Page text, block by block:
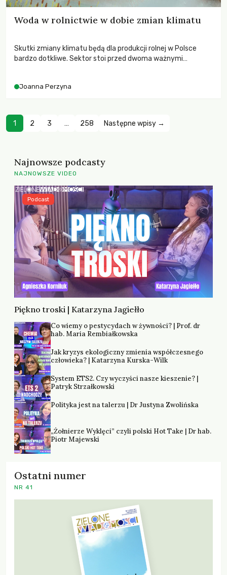
Woda w rolnictwie w dobie zmian klimatu
Skutki zmiany klimatu będą dla produkcji rolnej w Polsce
bardzo dotkliwe. Sektor stoi przed dwoma ważnymi
zachodzących zmian klimatycznych. Wymagać to będzie
Joanna Perzyna
1 2 3 … 258 Następne wpisy →
Najnowsze podcasty
NAJNOWSZE VIDEO
Piękno troski | Katarzyna Jagiełło
Podcast
Co wiemy o pestycydach w żywności? | Prof. dr
hab. Maria Rembiałkowska
Jak kryzys ekologiczny zmienia współczesnego
człowieka? | Katarzyna Kurska-Wilk
System ETS2. Czy wyczyści nasze kieszenie? |
Patryk Strzałkowski
Polityka jest na talerzu | Dr Justyna Zwolińska
„Żołnierze Wyklęci” czyli polski Hot Take | Dr hab.
Piotr Majewski
Ostatni numer
NR 41